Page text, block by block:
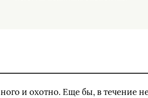
и охотно. Еще бы, в течение